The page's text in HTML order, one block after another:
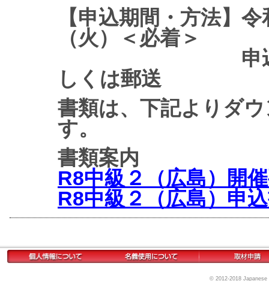
【申込期間・方法】
（火）＜必着＞
申込書、認定
しくは郵送
書類は、下記よりダ
す。
書類案内
R8中級２（広島）開
R8中級２（広島）申
© 2012-2018